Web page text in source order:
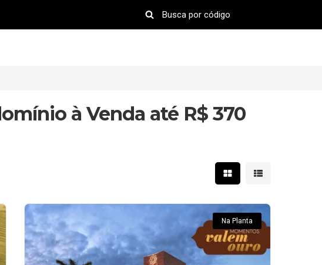
à Venda até R$ 370
Mostrar resultados em
Mostrar
Na Planta